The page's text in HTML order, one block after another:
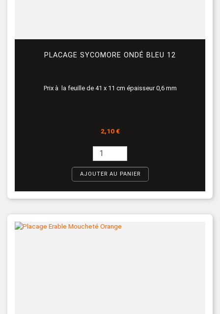
PLACAGE SYCOMORE ONDÉ BLEU 12
Prix à la feuille de 41 x 11 cm épaisseur 0,6 mm
Prix
2,10 €
AJOUTER AU PANIER